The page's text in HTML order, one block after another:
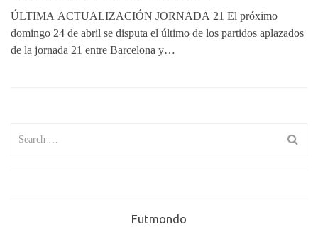
ÚLTIMA ACTUALIZACIÓN JORNADA 21 El próximo
domingo 24 de abril se disputa el último de los partidos aplazados
de la jornada 21 entre Barcelona y…
Futmondo